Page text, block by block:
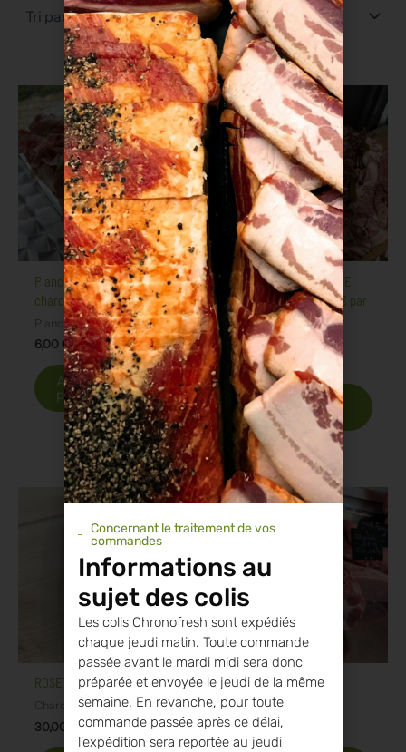
Planche apéritive
charcuterie – 6 €/pers
Planches de charcuterie
6,00 €
Ajouter au
panier
PLATEAU CHARCUTERIE
ACCOMPAGNEMENT 8€ par
personne
Charcuterie
8,00€
Ajouter au
panier
ROSETTE
Charcuterie
30,00 – 90,00€
Plage
de
prix :
30,00 €
90,00 €
Ce
a
variations.
Les
options
peuvent
être
choisies
sur
la
page
du
RÔTI ÉCHINE
La viande à cuisiner
16,00€
Concernant le traitement de vos
commandes
Informations au
sujet des colis
Les colis Chronofresh sont expédiés
chaque jeudi matin. Toute commande
passée avant le mardi midi sera donc
préparée et envoyée le jeudi de la même
semaine. En revanche, pour toute
commande passée après ce délai,
l’expédition sera reportée au jeudi